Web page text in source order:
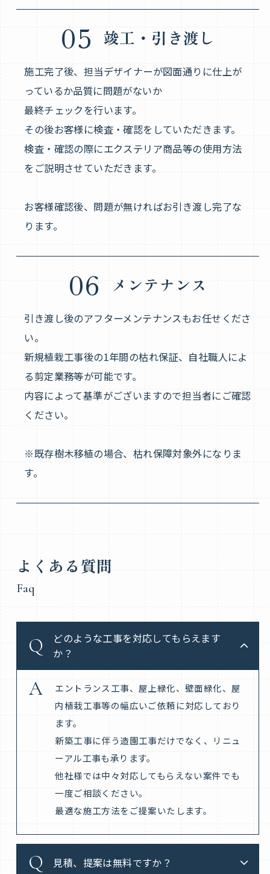
05 竣工・引き渡し
施工完了後、担当デザイナーが図面通りに仕上が
っているか品質に問題がないか
最終チェックを行います。
その後お客様に検査・確認をしていただきます。
検査・確認の際にエクステリア商品等の使用方法
をご説明させていただきます。
お客様確認後、問題が無ければお引き渡し完了な
ります。
06 メンテナンス
引き渡し後のアフターメンテナンスもお任せくださ
い。
新規植栽工事後の1年間の枯れ保証、自社職人によ
る剪定業務等が可能です。
内容によって基準がございますので担当者にご確認
ください。
※既存樹木移植の場合、枯れ保障対象外になりま
す。
よくある質問
Faq
どのような工事を対応してもらえます
か？
エントランス工事、屋上緑化、壁面緑化、屋
内植栽工事等の幅広いご依頼に対応しており
ます。
新築工事に伴う造園工事だけでなく、リニュ
ーアル工事も承ります。
他社様では中々対応してもらえない案件でも
一度ご相談ください。
最適な施工方法をご提案いたします。
見積、提案は無料ですか？